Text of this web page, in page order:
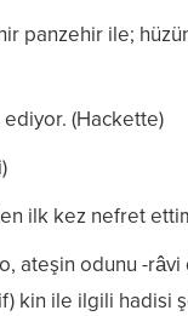
panzehir ile;
(Hackette)
ilk kez nefret
ateşin odunu -
kin ile ilgili hadisi